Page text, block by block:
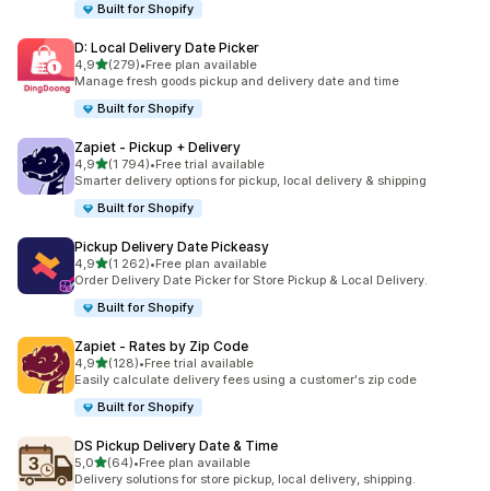
Built for Shopify
D: Local Delivery Date Picker
4,9/ 5 tähteä
(279)
279 arvostelua yhteensä
•Free plan available
Manage fresh goods pickup and delivery date and time
Built for Shopify
Zapiet ‑ Pickup + Delivery
4,9/ 5 tähteä
(1 794)
1794 arvostelua yhteensä
•Free trial available
Smarter delivery options for pickup, local delivery & shipping
Built for Shopify
Pickup Delivery Date Pickeasy
4,9/ 5 tähteä
(1 262)
1262 arvostelua yhteensä
•Free plan available
Order Delivery Date Picker for Store Pickup & Local Delivery.
Built for Shopify
Zapiet ‑ Rates by Zip Code
4,9/ 5 tähteä
(128)
128 arvostelua yhteensä
•Free trial available
Easily calculate delivery fees using a customer's zip code
Built for Shopify
DS Pickup Delivery Date & Time
5,0/ 5 tähteä
(64)
64 arvostelua yhteensä
•Free plan available
Delivery solutions for store pickup, local delivery, shipping.